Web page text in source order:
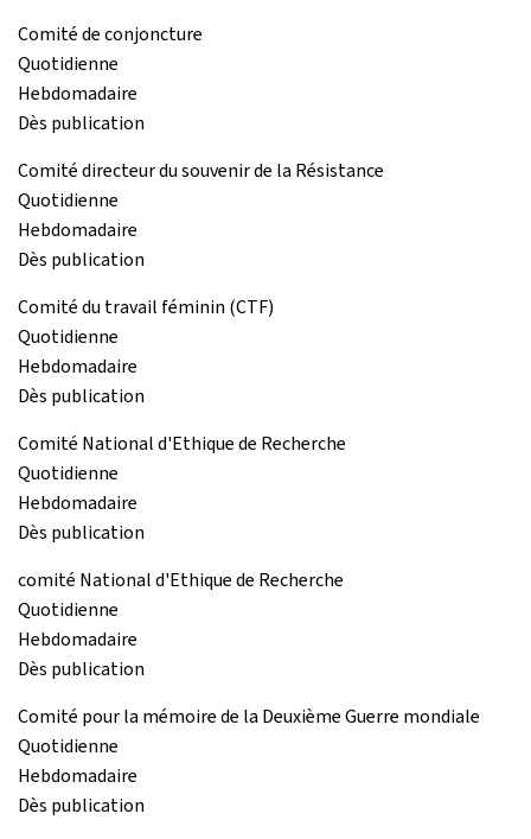
Comité de conjoncture
Quotidienne
Hebdomadaire
Dès publication
Comité directeur du souvenir de la Résistance
Quotidienne
Hebdomadaire
Dès publication
Comité du travail féminin (CTF)
Quotidienne
Hebdomadaire
Dès publication
Comité National d'Ethique de Recherche
Quotidienne
Hebdomadaire
Dès publication
comité National d'Ethique de Recherche
Quotidienne
Hebdomadaire
Dès publication
Comité pour la mémoire de la Deuxième Guerre mondiale
Quotidienne
Hebdomadaire
Dès publication